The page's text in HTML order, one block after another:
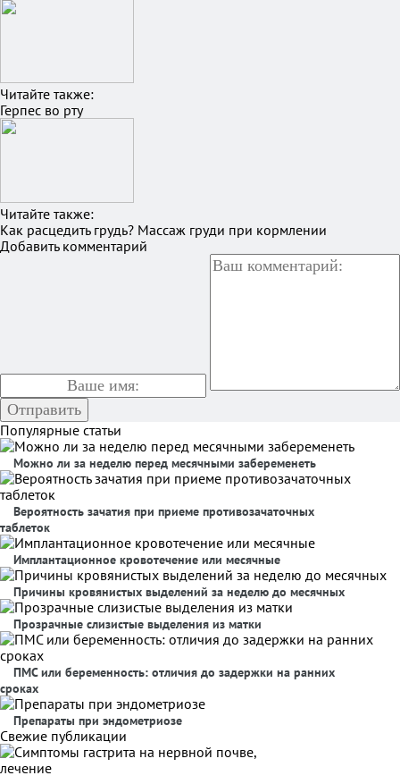
Читайте также:
Герпес во рту
Читайте также:
Как расцедить грудь? Массаж груди при кормлении
Добавить комментарий
Популярные статьи
Можно ли за неделю перед месячными забеременеть
Вероятность зачатия при приеме противозачаточных
таблеток
Имплантационное кровотечение или месячные
Причины кровянистых выделений за неделю до месячных
Прозрачные слизистые выделения из матки
ПМС или беременность: отличия до задержки на ранних
сроках
Препараты при эндометриозе
Свежие публикации